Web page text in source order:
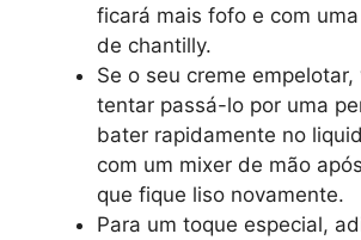
ficará mais fofo e com
de chantilly.
Se o seu creme empelotar,
tentar passá-lo por uma
bater rapidamente no
com um mixer de mão
que fique liso novamente.
Para um toque especial,